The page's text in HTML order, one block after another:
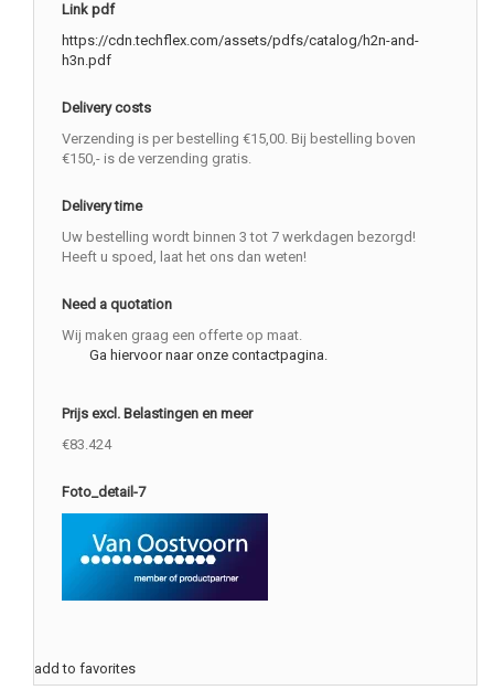
Link pdf
https://cdn.techflex.com/assets/pdfs/catalog/h2n-and-
h3n.pdf
Delivery costs
Verzending is per bestelling €15,00. Bij bestelling boven
€150,- is de verzending gratis.
Delivery time
Uw bestelling wordt binnen 3 tot 7 werkdagen bezorgd!
Heeft u spoed, laat het ons dan weten!
Need a quotation
Wij maken graag een offerte op maat.
Ga hiervoor naar onze contactpagina.
Prijs excl. Belastingen en meer
€83.424
Foto_detail-7
add to favorites